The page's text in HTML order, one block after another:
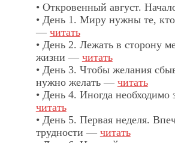
• Откровенный август.
• День 1. Миру нужны те, кто
— читать
• День 2. Лежать в сторону
жизни — читать
• День 3. Чтобы желания
нужно желать — читать
• День 4. Иногда необходимо
читать
• День 5. Первая неделя.
трудности — читать